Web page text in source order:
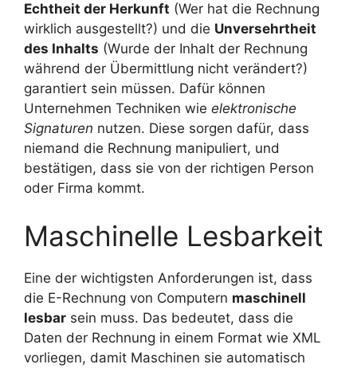
Echtheit der Herkunft (Wer hat die Rechnung
wirklich ausgestellt?) und die Unversehrtheit
des Inhalts (Wurde der Inhalt der Rechnung
während der Übermittlung nicht verändert?)
garantiert sein müssen. Dafür können
Unternehmen Techniken wie elektronische
Signaturen nutzen. Diese sorgen dafür, dass
niemand die Rechnung manipuliert, und
bestätigen, dass sie von der richtigen Person
oder Firma kommt.
Maschinelle Lesbarkeit
Eine der wichtigsten Anforderungen ist, dass
die E-Rechnung von Computern maschinell
lesbar sein muss. Das bedeutet, dass die
Daten der Rechnung in einem Format wie XML
vorliegen, damit Maschinen sie automatisch